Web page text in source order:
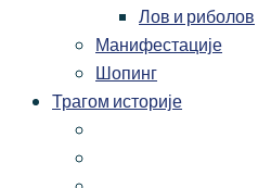
Лов и риболов
Манифестације
Шопинг
Трагом историје